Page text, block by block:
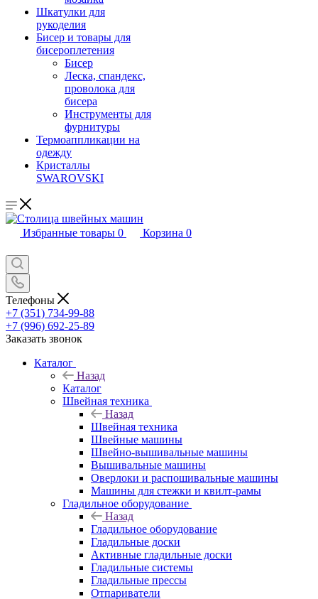
Шкатулки для
рукоделия
Бисер и товары для
бисероплетения
Бисер
Леска, спандекс,
проволока для
бисера
Инструменты для
фурнитуры
Термоаппликации на
одежду
Кристаллы
SWAROVSKI
Избранные товары 0 Корзина 0
Телефоны
+7 (351) 734-99-88
+7 (996) 692-25-89
Заказать звонок
Каталог
Назад
Каталог
Швейная техника
Назад
Швейная техника
Швейные машины
Швейно-вышивальные машины
Вышивальные машины
Оверлоки и распошивальные машины
Машины для стежки и квилт-рамы
Гладильное оборудование
Назад
Гладильное оборудование
Гладильные доски
Активные гладильные доски
Гладильные системы
Гладильные прессы
Отпариватели